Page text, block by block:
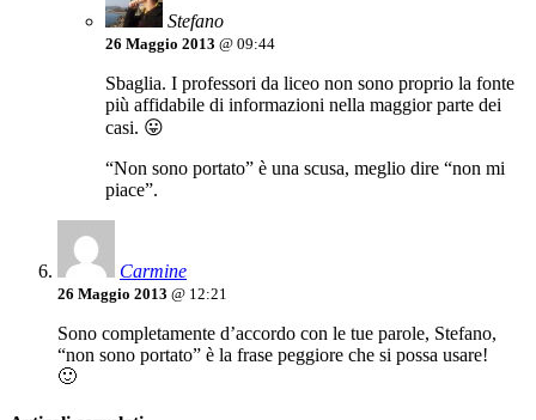
Stefano
26 Maggio 2013 @ 09:44
Sbaglia. I professori da liceo non sono proprio la fonte
più affidabile di informazioni nella maggior parte dei
casi. 😛
“Non sono portato” è una scusa, meglio dire “non mi
piace”.
Carmine
26 Maggio 2013 @ 12:21
Sono completamente d’accordo con le tue parole, Stefano,
“non sono portato” è la frase peggiore che si possa usare!
🙂